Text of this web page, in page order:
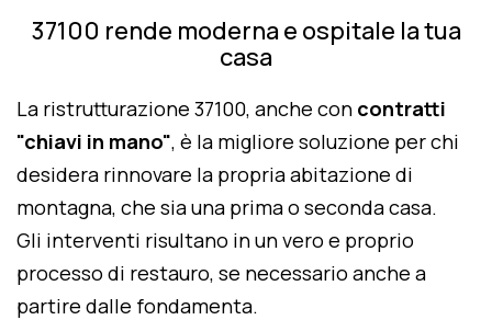
37100 rende moderna e ospitale la tua
casa
La ristrutturazione 37100, anche con contratti
"chiavi in mano", è la migliore soluzione per chi
desidera rinnovare la propria abitazione di
montagna, che sia una prima o seconda casa.
Gli interventi risultano in un vero e proprio
processo di restauro, se necessario anche a
partire dalle fondamenta.